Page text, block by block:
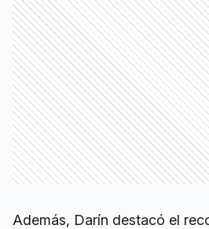
Además, Darín destacó el